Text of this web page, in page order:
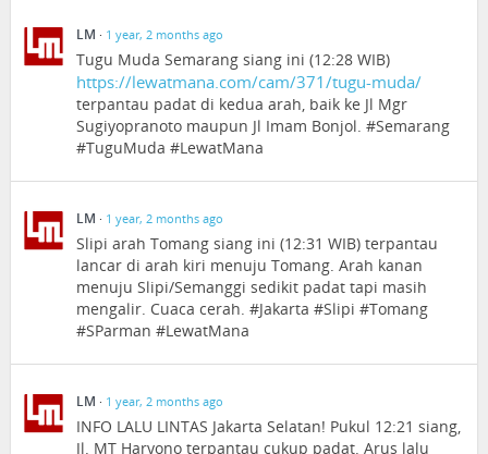
LM · 1 year, 2 months ago
Tugu Muda Semarang siang ini (12:28 WIB)
https://lewatmana.com/cam/371/tugu-muda/
terpantau padat di kedua arah, baik ke Jl Mgr
Sugiyopranoto maupun Jl Imam Bonjol. #Semarang
#TuguMuda #LewatMana
LM · 1 year, 2 months ago
Slipi arah Tomang siang ini (12:31 WIB) terpantau
lancar di arah kiri menuju Tomang. Arah kanan
menuju Slipi/Semanggi sedikit padat tapi masih
mengalir. Cuaca cerah. #Jakarta #Slipi #Tomang
#SParman #LewatMana
LM · 1 year, 2 months ago
INFO LALU LINTAS Jakarta Selatan! Pukul 12:21 siang,
Jl. MT Haryono terpantau cukup padat. Arus lalu